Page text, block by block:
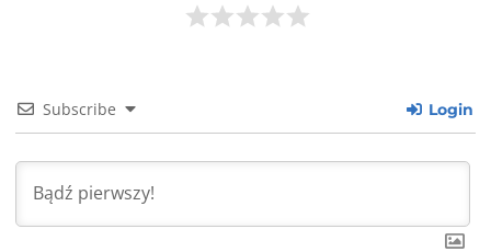
Subscribe Login